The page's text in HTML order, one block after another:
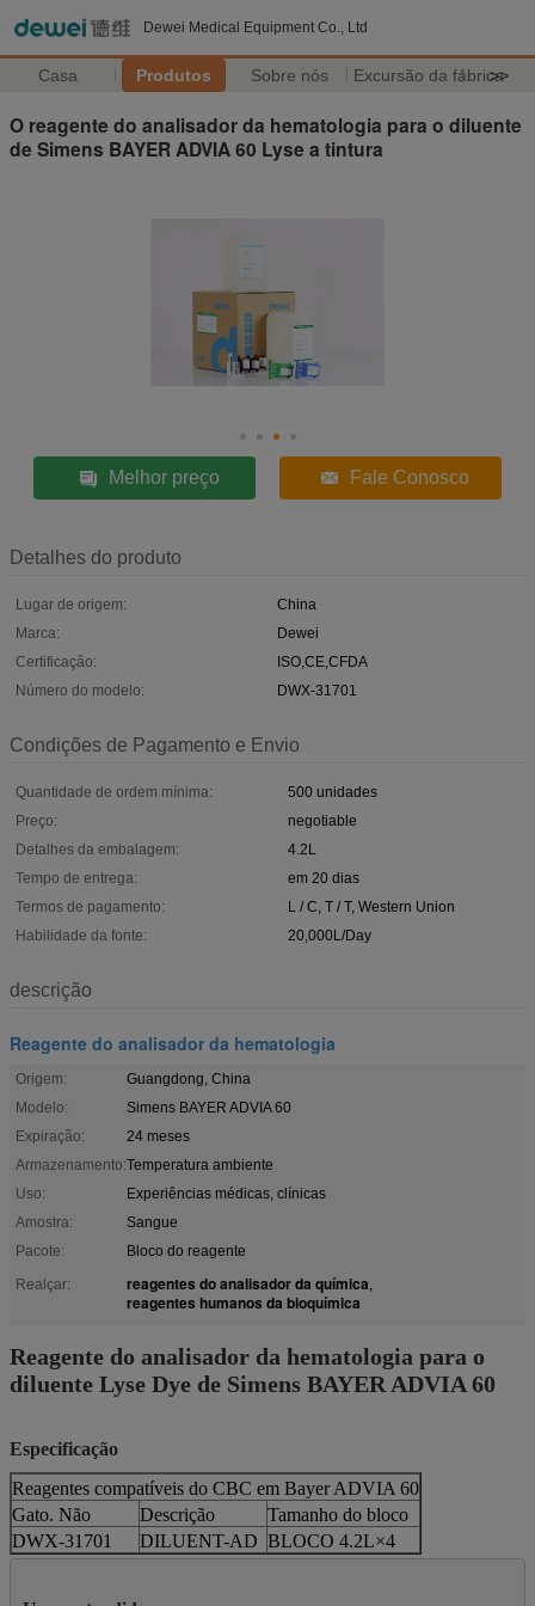
Dewei Medical Equipment Co., Ltd
Casa Produtos Sobre nós Excursão da fábrica
>>
O reagente do analisador da hematologia para o diluente
de Simens BAYER ADVIA 60 Lyse a tintura
Melhor preço Fale Conosco
Detalhes do produto
Lugar de origem:
China
Marca:
Dewei
Certificação:
ISO,CE,CFDA
Número do modelo:
DWX-31701
Condições de Pagamento e Envio
Quantidade de ordem mínima:
500 unidades
Preço:
negotiable
Detalhes da embalagem:
4.2L
Tempo de entrega:
em 20 dias
Termos de pagamento:
L / C, T / T, Western Union
Habilidade da fonte:
20,000L/Day
descrição
Reagente do analisador da hematologia
Origem:
Guangdong, China
Modelo:
Simens BAYER ADVIA 60
Expiração:
24 meses
Armazenamento:Temperatura ambiente
Uso:
Experiências médicas, clínicas
Amostra:
Sangue
Pacote:
Bloco do reagente
Realçar:
reagentes do analisador da química,
reagentes humanos da bioquímica
Reagente do analisador da hematologia para o
diluente Lyse Dye de Simens BAYER ADVIA 60
Especificação
Reagentes compatíveis do CBC em Bayer ADVIA 60
Gato. Não
Descrição
Tamanho do bloco
DWX-31701
DILUENT-AD BLOCO 4.2L×4